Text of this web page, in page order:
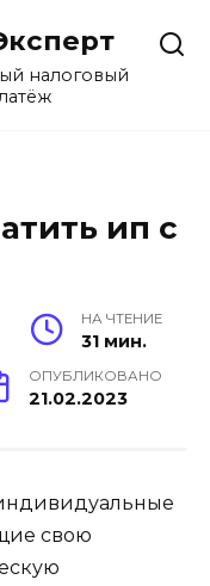
налоговый
ип с
НА ЧТЕНИЕ
31 мин.
ОПУБЛИКОВАНО
21.02.2023
свою